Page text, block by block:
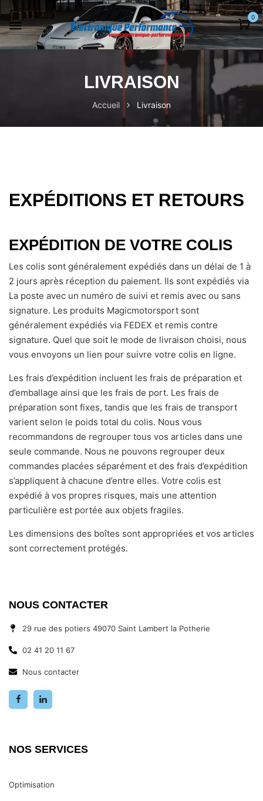
0
LIVRAISON
Accueil Livraison
EXPÉDITIONS ET RETOURS
EXPÉDITION DE VOTRE COLIS
Les colis sont généralement expédiés dans un délai de 1 à
2 jours après réception du paiement. Ils sont expédiés via
La poste avec un numéro de suivi et remis avec ou sans
signature. Les produits Magicmotorsport sont
généralement expédiés via FEDEX et remis contre
signature. Quel que soit le mode de livraison choisi, nous
vous envoyons un lien pour suivre votre colis en ligne.
Les frais d’expédition incluent les frais de préparation et
d’emballage ainsi que les frais de port. Les frais de
préparation sont fixes, tandis que les frais de transport
varient selon le poids total du colis. Nous vous
recommandons de regrouper tous vos articles dans une
seule commande. Nous ne pouvons regrouper deux
commandes placées séparément et des frais d’expédition
s’appliquent à chacune d’entre elles. Votre colis est
expédié à vos propres risques, mais une attention
particulière est portée aux objets fragiles.
Les dimensions des boîtes sont appropriées et vos articles
sont correctement protégés.
NOUS CONTACTER
29 rue des potiers 49070 Saint Lambert la Potherie
02 41 20 11 67
Nous contacter
NOS SERVICES
Optimisation